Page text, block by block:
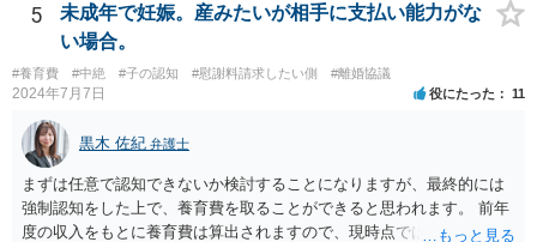
5
未成年で妊娠。産みたいが相手に支払い能力がな
い場合。
#養育費 #中絶 #子の認知 #慰謝料請求したい側 #離婚協議
2024年7月7日 役にたった 11
黒木 佐紀 弁護士
まずは任意で認知できないか検討することになりますが、最終的には
強制認知をした上で、養育費を取ることができると思われます。 前年
度の収入をもとに養育費は算出されますので、現時点では少額しか取